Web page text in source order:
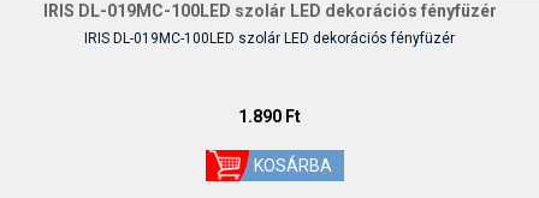
IRIS DL-019MC-100LED szolár LED dekorációs fényfüzér
IRIS DL-019MC-100LED szolár LED dekorációs fényfüzér
1.890 Ft